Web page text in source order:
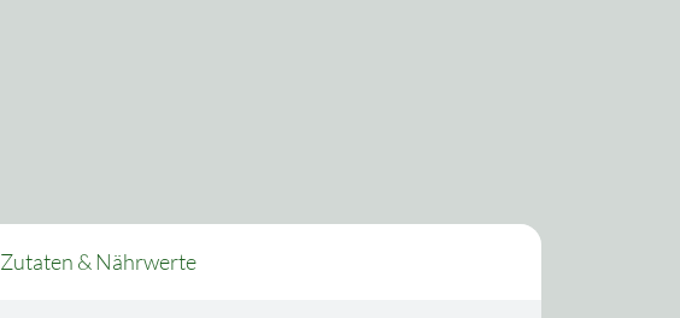
Zutaten & Nährwerte